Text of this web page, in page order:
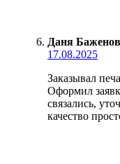
Даня Баженов
17.08.2025
Заказывал
Оформил
связались,
качество